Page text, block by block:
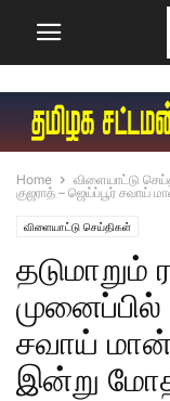
Home விளையாட்டு
குஜராத் – ஜெய்ப்பூர்
விளையாட்டு செய்திகள்
முனைப்பில்
சவாய்
இன்று